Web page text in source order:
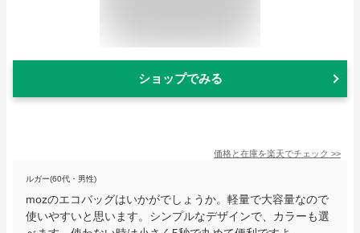
ショップでみる
価格と在庫を楽天でチェック >>
ルガー(60代・男性)
mozのエコバッグはいかがでしょうか。軽量で大容量なので
使いやすいと思います。シンプルなデザインで、カラーも選